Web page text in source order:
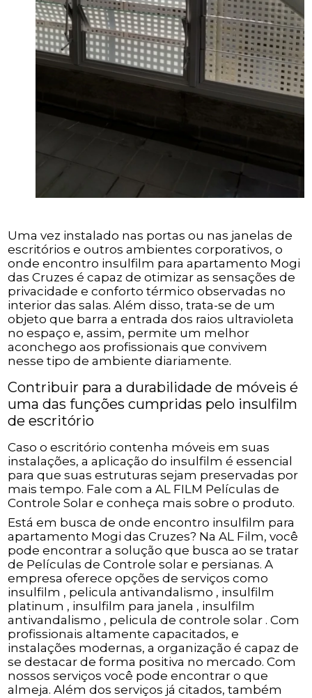
Uma vez instalado nas portas ou nas janelas de
escritórios e outros ambientes corporativos, o
onde encontro insulfilm para apartamento Mogi
das Cruzes é capaz de otimizar as sensações de
privacidade e conforto térmico observadas no
interior das salas. Além disso, trata-se de um
objeto que barra a entrada dos raios ultravioleta
no espaço e, assim, permite um melhor
aconchego aos profissionais que convivem
nesse tipo de ambiente diariamente.
Contribuir para a durabilidade de móveis é
uma das funções cumpridas pelo insulfilm
de escritório
Caso o escritório contenha móveis em suas
instalações, a aplicação do insulfilm é essencial
para que suas estruturas sejam preservadas por
mais tempo. Fale com a AL FILM Películas de
Controle Solar e conheça mais sobre o produto.
Está em busca de onde encontro insulfilm para
apartamento Mogi das Cruzes? Na AL Film, você
pode encontrar a solução que busca ao se tratar
de Películas de Controle solar e persianas. A
empresa oferece opções de serviços como
insulfilm , pelicula antivandalismo , insulfilm
platinum , insulfilm para janela , insulfilm
antivandalismo , pelicula de controle solar . Com
profissionais altamente capacitados, e
instalações modernas, a organização é capaz de
se destacar de forma positiva no mercado. Com
nossos serviços você pode encontrar o que
almeja. Além dos serviços já citados, também